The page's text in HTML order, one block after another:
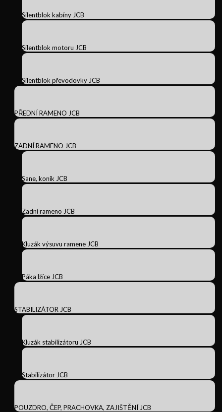
Silentblok kabíny JCB
Silentblok motoru JCB
Silentblok převodovky JCB
PŘEDNÍ RAMENO JCB
ZADNÍ RAMENO JCB
Sane, koník JCB
Zadní rameno JCB
Kluzák výsuvu ramene JCB
Páka lžíce JCB
STABILIZÁTOR JCB
Kluzák stabilizátoru JCB
Stabilizátor JCB
POUZDRO, ČEP, PRACHOVKA, ZAJIŠTĚNÍ JCB